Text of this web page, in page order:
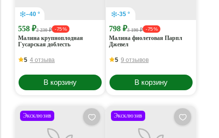
–40 °
558 ₽2 230 ₽ - 75 %
Малина крупноплодная
Гусарская доблесть
5 4 отзыва
В корзину
-35 °
798 ₽3 190 ₽ - 75 %
Малина фиолетовая Парпл
Джевел
5 9 отзывов
В корзину
Эксклюзив Эксклюзив